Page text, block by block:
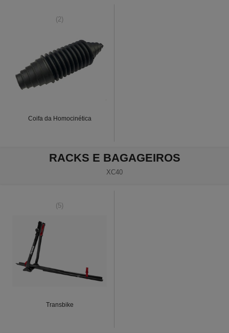
(2)
Coifa da Homocinética
RACKS E BAGAGEIROS
XC40
(5)
Transbike